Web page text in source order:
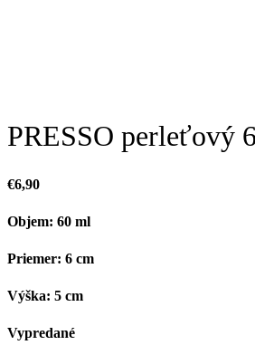
PRESSO perleťový
€6,90
Objem: 60 ml
Priemer: 6 cm
Výška: 5 cm
Vypredané